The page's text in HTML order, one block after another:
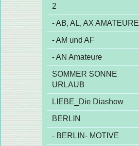
2
- AB, AL, AX AMATEURE
- AM und AF
- AN Amateure
SOMMER SONNE
URLAUB
LIEBE_Die Diashow
BERLIN
- BERLIN- MOTIVE